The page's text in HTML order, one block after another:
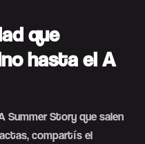
que
hasta el A
Summer Story que salen
compartís el